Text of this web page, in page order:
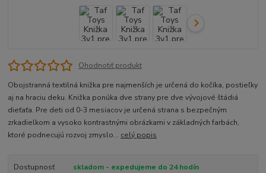
Ohodnotiť produkt
Obojstranná textilná knižka pre najmenších je určená do kočíka, postieľky
aj na hraciu deku. Knižka ponúka dve strany pre dve vývojové štádiá
dieťaťa. Pre deti od 0-3 mesiacov je určená strana s bezpečným
zrkadielkom a vysoko kontrastnými obrázkami v základných farbách,
ktoré podnecujú rozvoj zmyslo... celý popis
Dostupnosť skladom - expedujeme do 24 hodín